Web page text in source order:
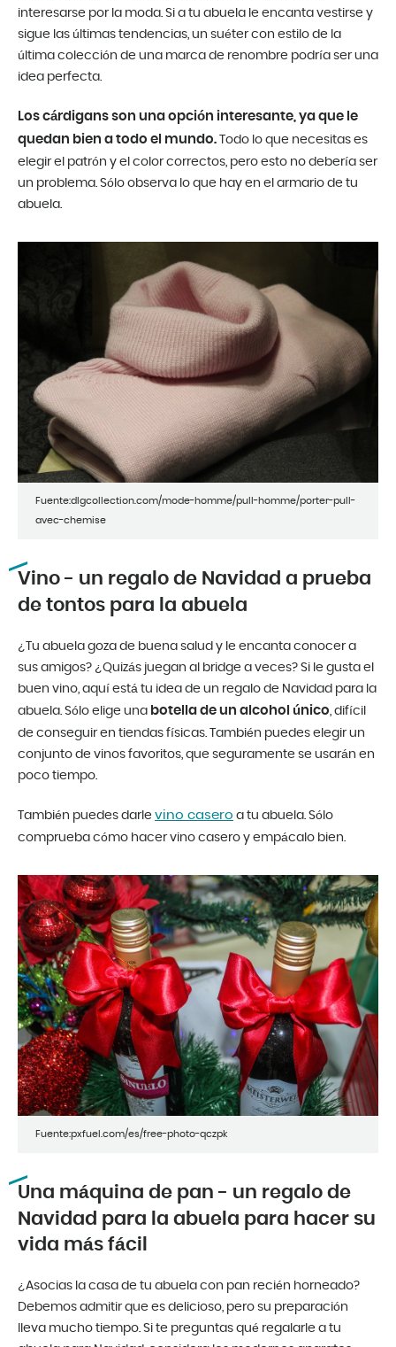
interesarse por la moda. Si a tu abuela le encanta vestirse y
sigue las últimas tendencias, un suéter con estilo de la
última colección de una marca de renombre podría ser una
idea perfecta.
Los cárdigans son una opción interesante, ya que le
quedan bien a todo el mundo. Todo lo que necesitas es
elegir el patrón y el color correctos, pero esto no debería ser
un problema. Sólo observa lo que hay en el armario de tu
abuela.
Fuente:dlgcollection.com/mode-homme/pull-homme/porter-pull-
avec-chemise
Vino - un regalo de Navidad a prueba
de tontos para la abuela
¿Tu abuela goza de buena salud y le encanta conocer a
sus amigos? ¿Quizás juegan al bridge a veces? Si le gusta el
buen vino, aquí está tu idea de un regalo de Navidad para la
abuela. Sólo elige una botella de un alcohol único, difícil
de conseguir en tiendas físicas. También puedes elegir un
conjunto de vinos favoritos, que seguramente se usarán en
poco tiempo.
También puedes darle vino casero a tu abuela. Sólo
comprueba cómo hacer vino casero y empácalo bien.
Fuente:pxfuel.com/es/free-photo-qczpk
Una máquina de pan - un regalo de
Navidad para la abuela para hacer su
vida más fácil
¿Asocias la casa de tu abuela con pan recién horneado?
Debemos admitir que es delicioso, pero su preparación
lleva mucho tiempo. Si te preguntas qué regalarle a tu